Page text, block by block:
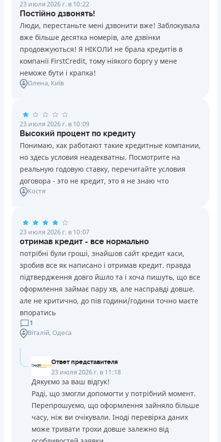
23 июля 2026 г. в 10:22
Постійно дзвонять!
Люди, перестаньте мені дзвонити вже! Заблокувала
вже більше десятка номерів, але дзвінки
продовжуються! Я НІКОЛИ не брала кредитів в
компанії FirstCredit, тому ніякого боргу у мене
неможе бути і крапка!
Олена, Київ
23 июля 2026 г. в 10:09
Высокий процент по кредиту
Понимаю, как работают такие кредитные компании,
но здесь условия неадекватны. Посмотрите на
реальную годовую ставку, перечитайте условия
договора - это не кредит, это я не знаю что
Костя
23 июля 2026 г. в 10:07
отримав кредит - все нормально
потрібні були гроші, знайшов сайт кредит каси,
зробив все як написано і отримав кредит. правда
підтвердження довго йшло та і хоча пишуть, що все
оформлення займає пару хв, але насправді довше.
але не критично, до пів години/години точно маєте
впоратись
1
Віталій, Одеса
Ответ представителя
23 июля 2026 г. в 11:18
Дякуємо за ваш відгук!
Раді, що змогли допомогти у потрібний момент.
Перепрошуємо, що оформлення зайняло більше
часу, ніж ви очікували. Іноді перевірка даних
може тривати трохи довше залежно від